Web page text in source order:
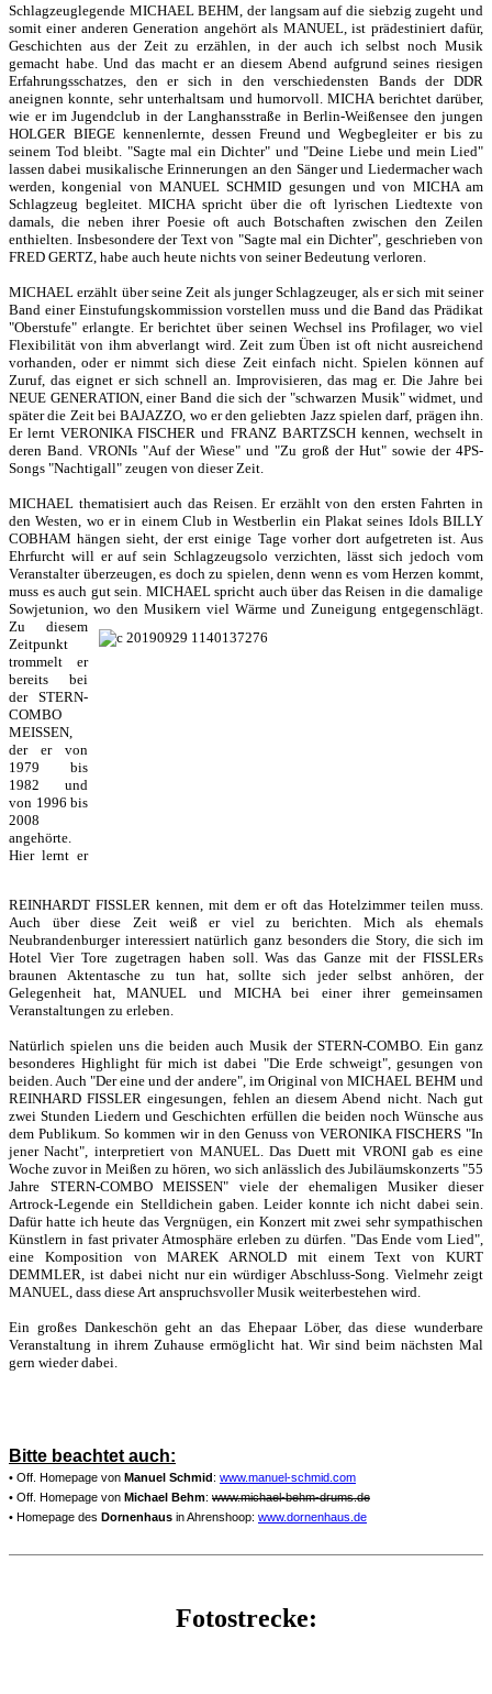
Schlagzeuglegende MICHAEL BEHM, der langsam auf die siebzig zugeht und
somit einer anderen Generation angehört als MANUEL, ist prädestiniert dafür,
Geschichten aus der Zeit zu erzählen, in der auch ich selbst noch Musik
gemacht habe. Und das macht er an diesem Abend aufgrund seines riesigen
Erfahrungsschatzes, den er sich in den verschiedensten Bands der DDR
aneignen konnte, sehr unterhaltsam und humorvoll. MICHA berichtet darüber,
wie er im Jugendclub in der Langhansstraße in Berlin-Weißensee den jungen
HOLGER BIEGE kennenlernte, dessen Freund und Wegbegleiter er bis zu
seinem Tod bleibt. "Sagte mal ein Dichter" und "Deine Liebe und mein Lied"
lassen dabei musikalische Erinnerungen an den Sänger und Liedermacher wach
werden, kongenial von MANUEL SCHMID gesungen und von MICHA am
Schlagzeug begleitet. MICHA spricht über die oft lyrischen Liedtexte von
damals, die neben ihrer Poesie oft auch Botschaften zwischen den Zeilen
enthielten. Insbesondere der Text von "Sagte mal ein Dichter", geschrieben von
FRED GERTZ, habe auch heute nichts von seiner Bedeutung verloren.
MICHAEL erzählt über seine Zeit als junger Schlagzeuger, als er sich mit seiner
Band einer Einstufungskommission vorstellen muss und die Band das Prädikat
"Oberstufe" erlangte. Er berichtet über seinen Wechsel ins Profilager, wo viel
Flexibilität von ihm abverlangt wird. Zeit zum Üben ist oft nicht ausreichend
vorhanden, oder er nimmt sich diese Zeit einfach nicht. Spielen können auf
Zuruf, das eignet er sich schnell an. Improvisieren, das mag er. Die Jahre bei
NEUE GENERATION, einer Band die sich der "schwarzen Musik" widmet, und
später die Zeit bei BAJAZZO, wo er den geliebten Jazz spielen darf, prägen ihn.
Er lernt VERONIKA FISCHER und FRANZ BARTZSCH kennen, wechselt in
deren Band. VRONIs "Auf der Wiese" und "Zu groß der Hut" sowie der 4PS-
Songs "Nachtigall" zeugen von dieser Zeit.
MICHAEL thematisiert auch das Reisen. Er erzählt von den ersten Fahrten in
den Westen, wo er in einem Club in Westberlin ein Plakat seines Idols BILLY
COBHAM hängen sieht, der erst einige Tage vorher dort aufgetreten ist. Aus
Ehrfurcht will er auf sein Schlagzeugsolo verzichten, lässt sich jedoch vom
Veranstalter überzeugen, es doch zu spielen, denn wenn es vom Herzen kommt,
muss es auch gut sein. MICHAEL spricht auch über das Reisen in die damalige
Sowjetunion, wo den Musikern viel Wärme und Zuneigung entgegenschlägt.
Zu diesem
Zeitpunkt
trommelt er
bereits bei
der STERN-
COMBO
MEISSEN,
der er von
1979 bis
1982 und
von 1996 bis
2008
angehörte.
Hier lernt er
REINHARDT FISSLER kennen, mit dem er oft das Hotelzimmer teilen muss.
Auch über diese Zeit weiß er viel zu berichten. Mich als ehemals
Neubrandenburger interessiert natürlich ganz besonders die Story, die sich im
Hotel Vier Tore zugetragen haben soll. Was das Ganze mit der FISSLERs
braunen Aktentasche zu tun hat, sollte sich jeder selbst anhören, der
Gelegenheit hat, MANUEL und MICHA bei einer ihrer gemeinsamen
Veranstaltungen zu erleben.
Natürlich spielen uns die beiden auch Musik der STERN-COMBO. Ein ganz
besonderes Highlight für mich ist dabei "Die Erde schweigt", gesungen von
beiden. Auch "Der eine und der andere", im Original von MICHAEL BEHM und
REINHARD FISSLER eingesungen, fehlen an diesem Abend nicht. Nach gut
zwei Stunden Liedern und Geschichten erfüllen die beiden noch Wünsche aus
dem Publikum. So kommen wir in den Genuss von VERONIKA FISCHERS "In
jener Nacht", interpretiert von MANUEL. Das Duett mit VRONI gab es eine
Woche zuvor in Meißen zu hören, wo sich anlässlich des Jubiläumskonzerts "55
Jahre STERN-COMBO MEISSEN" viele der ehemaligen Musiker dieser
Artrock-Legende ein Stelldichein gaben. Leider konnte ich nicht dabei sein.
Dafür hatte ich heute das Vergnügen, ein Konzert mit zwei sehr sympathischen
Künstlern in fast privater Atmosphäre erleben zu dürfen. "Das Ende vom Lied",
eine Komposition von MAREK ARNOLD mit einem Text von KURT
DEMMLER, ist dabei nicht nur ein würdiger Abschluss-Song. Vielmehr zeigt
MANUEL, dass diese Art anspruchsvoller Musik weiterbestehen wird.
Ein großes Dankeschön geht an das Ehepaar Löber, das diese wunderbare
Veranstaltung in ihrem Zuhause ermöglicht hat. Wir sind beim nächsten Mal
gern wieder dabei.
Bitte beachtet auch:
• Off. Homepage von Manuel Schmid: www.manuel-schmid.com
• Off. Homepage von Michael Behm: www.michael-behm-drums.de
• Homepage des Dornenhaus in Ahrenshoop: www.dornenhaus.de
Fotostrecke: